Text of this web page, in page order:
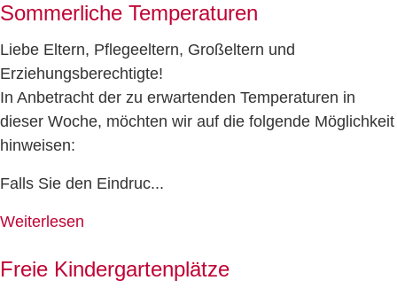
Sommerliche Temperaturen
Liebe Eltern, Pflegeeltern, Großeltern und
Erziehungsberechtigte!
In Anbetracht der zu erwartenden Temperaturen in
dieser Woche, möchten wir auf die folgende Möglichkeit
hinweisen:
Falls Sie den Eindruc...
Weiterlesen
Freie Kindergartenplätze